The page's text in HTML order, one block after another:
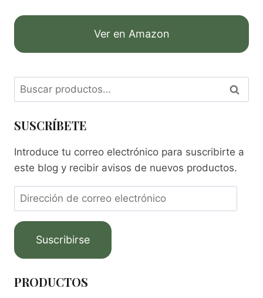
Ver en Amazon
Buscar
SUSCRÍBETE
Introduce tu correo electrónico para suscribirte a
este blog y recibir avisos de nuevos productos.
Suscribirse
PRODUCTOS